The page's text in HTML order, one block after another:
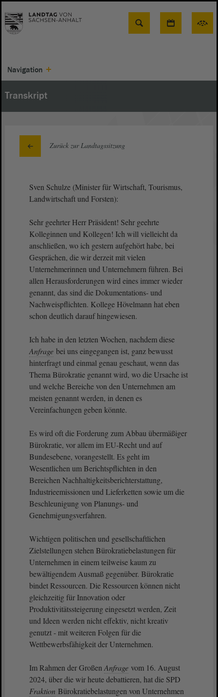
Suche
Navigation
Transkript
Zurück zur Landtagssitzung
Sven Schulze (Minister für Wirtschaft, Tourismus,
Landwirtschaft und Forsten):
Sehr geehrter Herr Präsident! Sehr geehrte
Kolleginnen und Kollegen! Ich will vielleicht da
anschließen, wo ich gestern aufgehört habe, bei
Gesprächen, die wir derzeit mit vielen
Unternehmerinnen und Unternehmern führen. Bei
allen Herausforderungen wird eines immer wieder
genannt, das sind die Dokumentations- und
Nachweispflichten. Kollege Hövelmann hat eben
schon deutlich darauf hingewiesen.
Ich habe in den letzten Wochen, nachdem diese
Anfrage bei uns eingegangen ist, ganz bewusst
hinterfragt und einmal genau geschaut, wenn das
Thema Bürokratie genannt wird, wo die Ursache ist
und welche Bereiche von den Unternehmen am
meisten genannt werden, in denen es
Vereinfachungen geben könnte.
Es wird oft die Forderung zum Abbau übermäßiger
Bürokratie, vor allem im EU-Recht und auf
Bundesebene, vorangestellt. Es geht im
Wesentlichen um Berichtspflichten in den
Bereichen Nachhaltigkeitsberichterstattung,
Industrieemissionen und Lieferketten sowie um die
Beschleunigung von Planungs- und
Genehmigungsverfahren.
Wichtigen politischen und gesellschaftlichen
Zielstellungen stehen Bürokratiebelastungen für
Unternehmen in einem teilweise kaum zu
bewältigendem Ausmaß gegenüber. Bürokratie
bindet Ressourcen. Die Ressourcen können nicht
gleichzeitig für Innovation oder
Produktivitätssteigerung eingesetzt werden, Zeit
und Ideen werden nicht effektiv, nicht kreativ
genutzt - mit weiteren Folgen für die
Wettbewerbsfähigkeit der Unternehmen.
Im Rahmen der Großen Anfrage vom 16. August
2024, über die wir heute debattieren, hat die SPD
Fraktion Bürokratiebelastungen von Unternehmen